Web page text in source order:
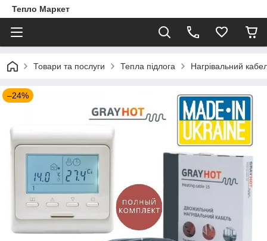
Тепло Маркет
Товари та послуги Тепла підлога Нагрівальний
–24%